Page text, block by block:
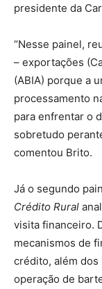
presidente da
“Nesse painel,
– exportações
(ABIA) porque a
processamento
para enfrentar o
sobretudo
comentou Brito.
Já o segundo
Crédito Rural
visita financeiro.
mecanismos de
crédito, além
operação de